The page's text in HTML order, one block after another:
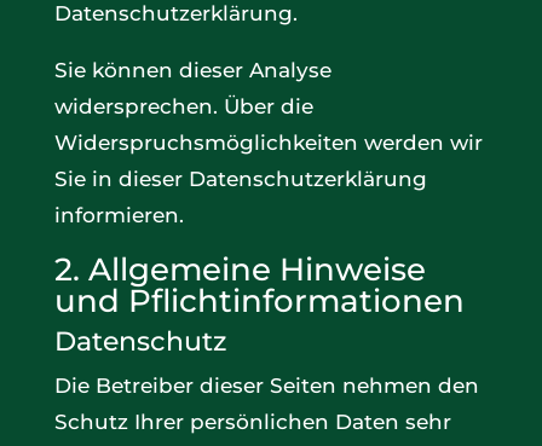
Datenschutzerklärung.
Sie können dieser Analyse
widersprechen. Über die
Widerspruchsmöglichkeiten werden wir
Sie in dieser Datenschutzerklärung
informieren.
2. Allgemeine Hinweise
und Pflichtinformationen
Datenschutz
Die Betreiber dieser Seiten nehmen den
Schutz Ihrer persönlichen Daten sehr